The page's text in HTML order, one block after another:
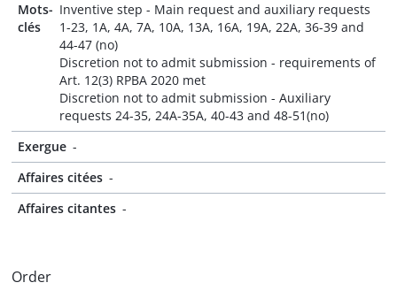
Mots-
clés
Inventive step - Main request and auxiliary requests
1-23, 1A, 4A, 7A, 10A, 13A, 16A, 19A, 22A, 36-39 and
44-47 (no)
Discretion not to admit submission - requirements of
Art. 12(3) RPBA 2020 met
Discretion not to admit submission - Auxiliary
requests 24-35, 24A-35A, 40-43 and 48-51(no)
Exergue -
Affaires citées -
Affaires citantes -
Order